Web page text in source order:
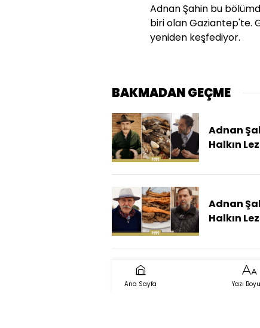
Adnan Şahin bu
biri olan Gaziantep'te.
yeniden keşfediyor.
BAKMADAN GEÇME
Adnan
Halkın
(Adnan
Kaderinin
Değiştiği
Adnan
Halkın
(Adnan
Edirne'de)
Ana Sayfa Yazı